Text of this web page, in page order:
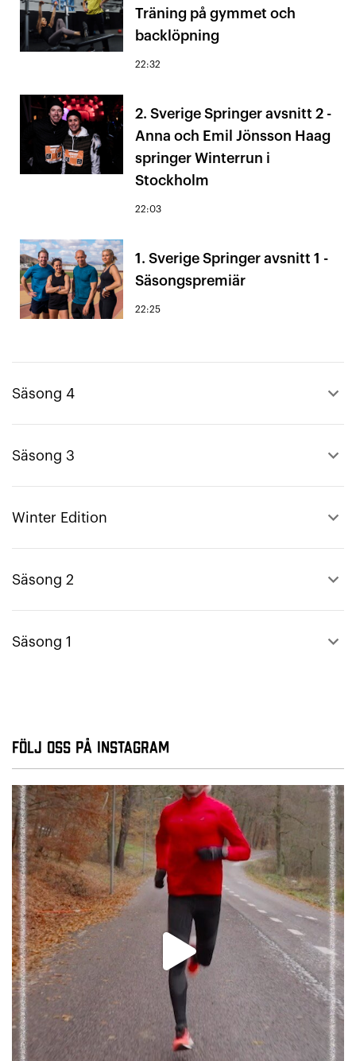
Träning på gymmet och
backlöpning
22:32
2. Sverige Springer avsnitt 2 -
Anna och Emil Jönsson Haag
springer Winterrun i
Stockholm
22:03
1. Sverige Springer avsnitt 1 -
Säsongspremiär
22:25
Säsong 4 keyboard_arrow_up
Säsong 3 keyboard_arrow_up
Winter Edition keyboard_arrow_up
Säsong 2 keyboard_arrow_up
Säsong 1 keyboard_arrow_up
Följ oss på Instagram